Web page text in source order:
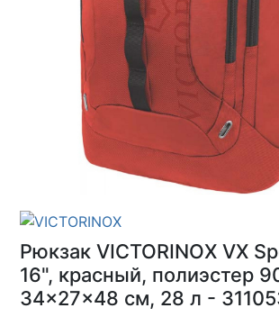
Loading...
Рюкзак VICTORINOX VX
16", красный, полиэстер
34x27x48 см, 28 л -